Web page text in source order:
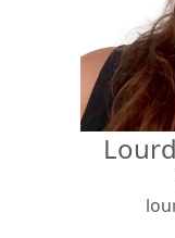
Pie de Playa
USD